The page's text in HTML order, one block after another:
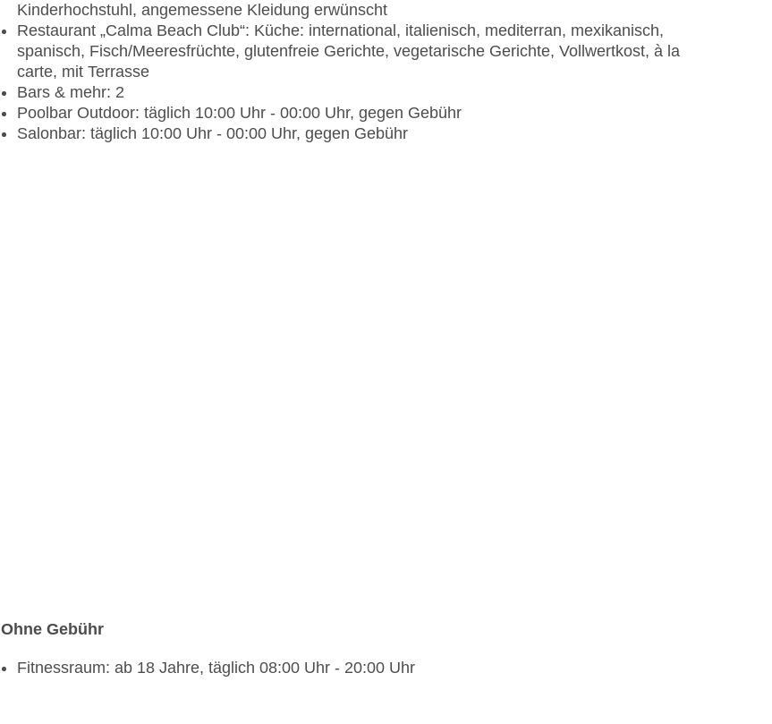
Kinderhochstuhl, angemessene Kleidung erwünscht
Restaurant „Calma Beach Club“: Küche: international, italienisch, mediterran, mexikanisch,
spanisch, Fisch/Meeresfrüchte, glutenfreie Gerichte, vegetarische Gerichte, Vollwertkost, à la
carte, mit Terrasse
Bars & mehr: 2
Poolbar Outdoor: täglich 10:00 Uhr - 00:00 Uhr, gegen Gebühr
Salonbar: täglich 10:00 Uhr - 00:00 Uhr, gegen Gebühr
Ohne Gebühr
Fitnessraum: ab 18 Jahre, täglich 08:00 Uhr - 20:00 Uhr